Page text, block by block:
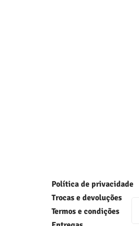
Política de privacidade
Trocas e devoluções
Termos e condições